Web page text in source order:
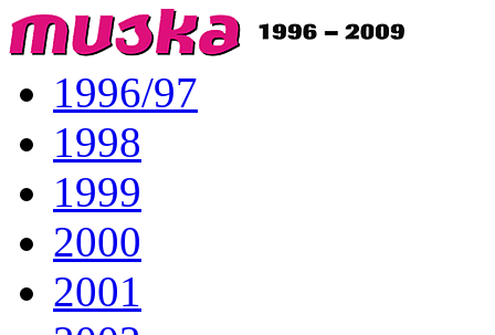
1996/97
1998
1999
2000
2001